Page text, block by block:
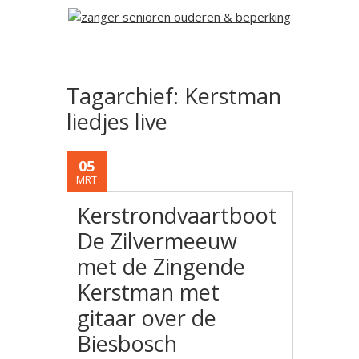
Tagarchief: Kerstman
liedjes live
05
MRT
Kerstrondvaartboot
De Zilvermeeuw
met de Zingende
Kerstman met
gitaar over de
Biesbosch